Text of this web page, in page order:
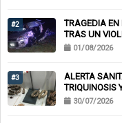
#2
TRAGEDIA EN
TRAS UN
01/08/2026
#3
ALERTA
TRIQUINOSIS
30/07/2026